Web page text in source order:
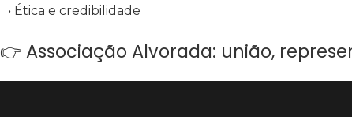
• Ética e credibilidade
👉 Associação Alvorada: união,